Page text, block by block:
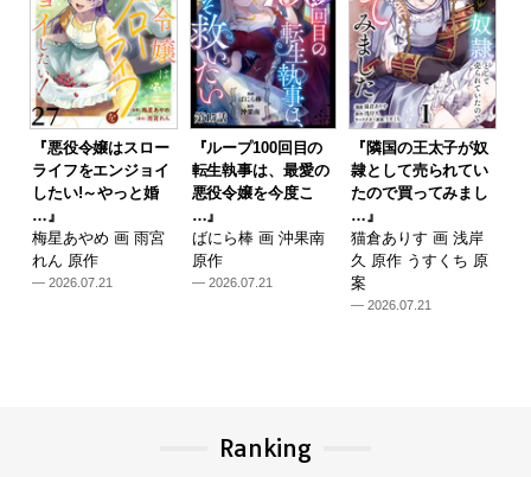
『悪役令嬢はスロー
ライフをエンジョイ
したい!～やっと婚
…』
梅星あやめ 画 雨宮
れん 原作
— 2026.07.21
『ループ100回目の
転生執事は、最愛の
悪役令嬢を今度こ
…』
ばにら棒 画 沖果南
原作
— 2026.07.21
『隣国の王太子が奴
隷として売られてい
たので買ってみまし
…』
猫倉ありす 画 浅岸
久 原作 うすくち 原
案
— 2026.07.21
Ranking